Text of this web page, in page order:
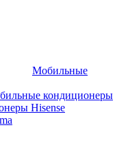
Мобильные
кондиционеры
Hisense